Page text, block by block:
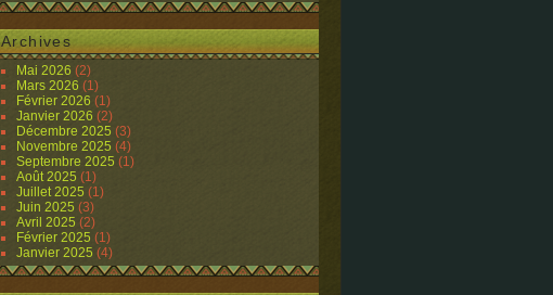
Archives
Mai 2026 (2)
Mars 2026 (1)
Février 2026 (1)
Janvier 2026 (2)
Décembre 2025 (3)
Novembre 2025 (4)
Septembre 2025 (1)
Août 2025 (1)
Juillet 2025 (1)
Juin 2025 (3)
Avril 2025 (2)
Février 2025 (1)
Janvier 2025 (4)